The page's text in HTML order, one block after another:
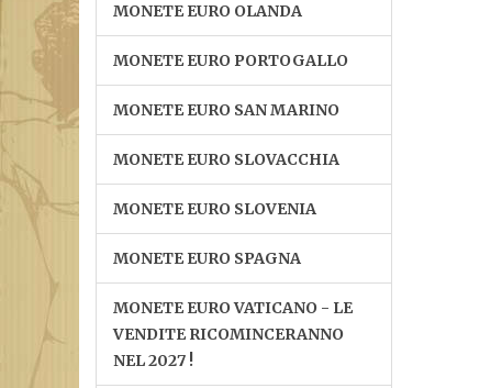
MONETE EURO OLANDA
MONETE EURO PORTOGALLO
MONETE EURO SAN MARINO
MONETE EURO SLOVACCHIA
MONETE EURO SLOVENIA
MONETE EURO SPAGNA
MONETE EURO VATICANO - LE
VENDITE RICOMINCERANNO
NEL 2027 !